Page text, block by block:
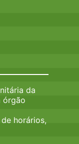
da
órgão
horários,